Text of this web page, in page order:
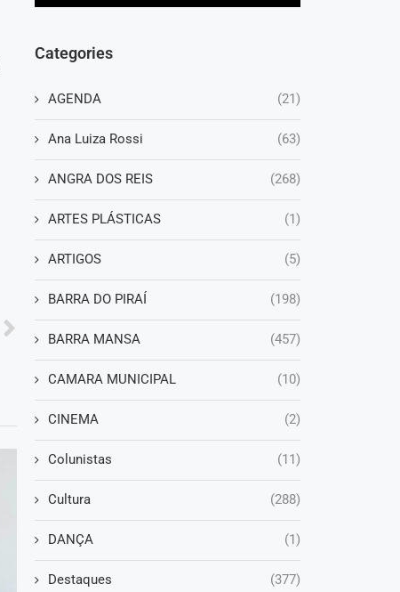
Categories
AGENDA (21)
Ana Luiza Rossi (63)
ANGRA DOS REIS (268)
ARTES PLÁSTICAS (1)
ARTIGOS (5)
BARRA DO PIRAÍ (198)
BARRA MANSA (457)
CAMARA MUNICIPAL (10)
CINEMA (2)
Colunistas (11)
Cultura (288)
DANÇA (1)
Destaques (377)